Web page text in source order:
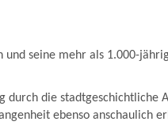
und seine mehr als 1.000-
durch die stadtgeschichtliche
ebenso anschaulich